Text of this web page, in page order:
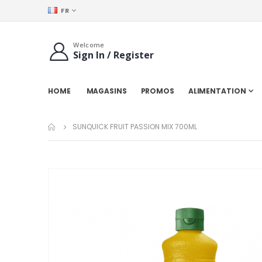
LANGUE
FR
Welcome
Sign In / Register
HOME MAGASINS PROMOS ALIMENTATION
SUNQUICK FRUIT PASSION MIX 700ML